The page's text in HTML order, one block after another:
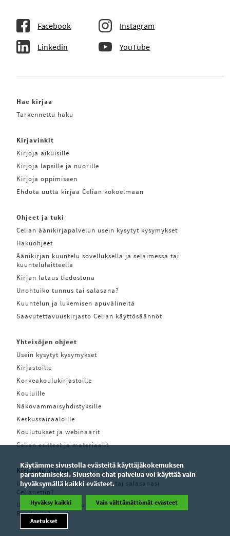
Facebook Instagram
Linkedin YouTube
Hae kirjaa
Tarkennettu haku
Kirjavinkit
Kirjoja aikuisille
Kirjoja lapsille ja nuorille
Kirjoja oppimiseen
Ehdota uutta kirjaa Celian kokoelmaan
Ohjeet ja tuki
Celian äänikirjapalvelun usein kysytyt kysymykset
Hakuohjeet
Äänikirjan kuuntelu sovelluksella ja selaimessa tai
kuuntelulaitteella
Kirjan lataus tiedostona
Unohtuiko tunnus tai salasana?
Kuuntelun ja lukemisen apuvälineitä
Saavutettavuuskirjasto Celian käyttösäännöt
Yhteisöjen ohjeet
Usein kysytyt kysymykset
Kirjastoille
Korkeakoulukirjastoille
Kouluille
Näkövammaisyhdistyksille
Keskussairaaloille
Koulutukset ja webinaarit
Celian esitteet ja materiaalit
Kirjaudu sisään
Unohditko käyttäjätunnuksesi tai salasanasi
Celianetiin?
Unohditko käyttäjätunnuksesi tai salasanasi Pratsam
Readeriin?
Käytämme sivustolla evästeitä käyttäjäkokemuksen
parantamiseksi. Sivuston chat-palvelua voi käyttää vain
hyväksymällä kaikki evästeet.
Hyväksy kaikki Vain välttämättömät evästeet
Asetukset